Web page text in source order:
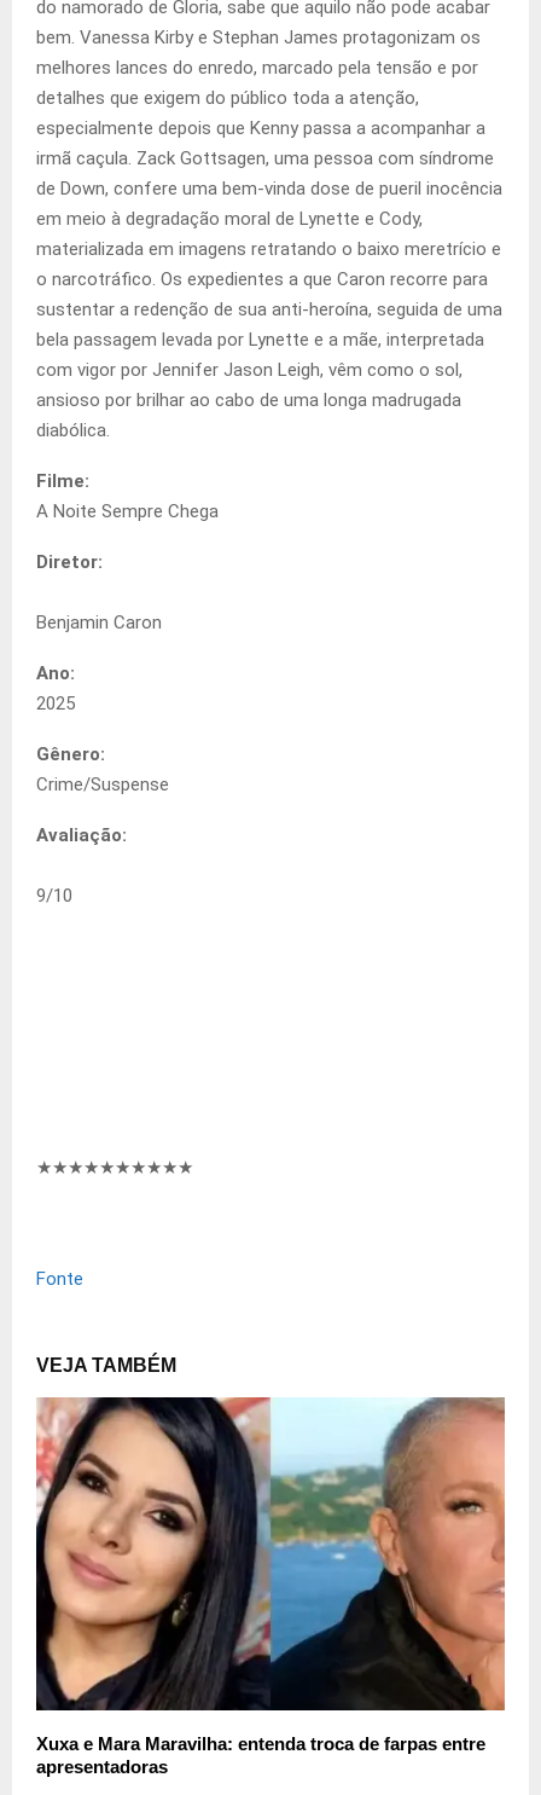
do namorado de Gloria, sabe que aquilo não pode acabar
bem. Vanessa Kirby e Stephan James protagonizam os
melhores lances do enredo, marcado pela tensão e por
detalhes que exigem do público toda a atenção,
especialmente depois que Kenny passa a acompanhar a
irmã caçula. Zack Gottsagen, uma pessoa com síndrome
de Down, confere uma bem-vinda dose de pueril inocência
em meio à degradação moral de Lynette e Cody,
materializada em imagens retratando o baixo meretrício e
o narcotráfico. Os expedientes a que Caron recorre para
sustentar a redenção de sua anti-heroína, seguida de uma
bela passagem levada por Lynette e a mãe, interpretada
com vigor por Jennifer Jason Leigh, vêm como o sol,
ansioso por brilhar ao cabo de uma longa madrugada
diabólica.
Filme:
A Noite Sempre Chega
Diretor:
Benjamin Caron
Ano:
2025
Gênero:
Crime/Suspense
Avaliação:
9/10
★★★★★★★★★★
Fonte
VEJA TAMBÉM
Xuxa e Mara Maravilha: entenda troca de farpas entre
apresentadoras